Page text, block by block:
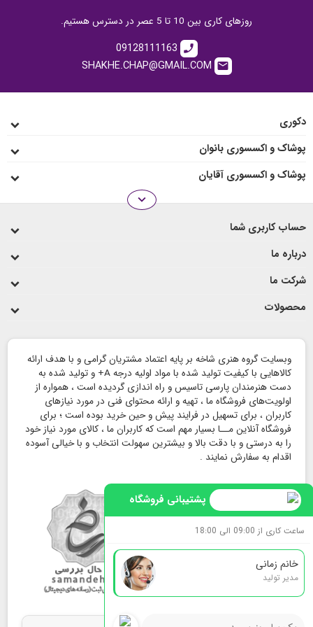
روزهای کاری بین 10 تا 5 عصر در دسترس هستیم.
call
09128111163
email
دکوری
پوشاک و اکسسوری بانوان
پوشاک و اکسسوری آقایان
انواع رو میزی
لیوان و ماگ
expand_more
حساب کاربری شما
درباره ما
شرکت ما
محصولات
پشتیبانی فروشگاه
ساعت کاری از 09:00 الی 18:00
خانم زمانی
مدیر تولید
وبسایت گروه هنری شاخه بر پایه اعتماد مشتریان گرامی و با هدف ارائه
کالاهایی با کیفیت تولید شده با مواد اولیه درجه A+ و تولید شده به
دست هنرمندان پارسی تاسیس و راه اندازی گردیده است ، همواره از
اولویت‌های فروشگاه ما ، تهیه و ارائه محتوای فنی در مورد نیازهای
کاربران ، برای تسهیل در فرایند پیش و حین خرید بوده است ؛ برای
فروشگاه آنلاین مــا بسیار مهم است که کاربران ما ، کالای مورد نیاز خود
را به درستی و با دقت بالا و بیشترین سهولت انتخاب و با خیالی آسوده
اقدام به سفارش نمایند .